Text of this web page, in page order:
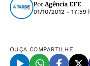
PorAgência EFE
01/10/2012 - 17:59
OUÇA COMPARTILHE